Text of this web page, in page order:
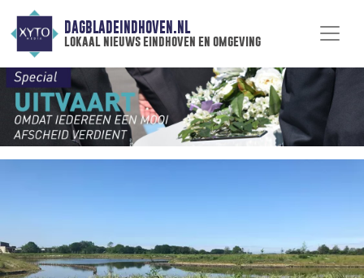
DAGBLADEINDHOVEN.NL
lokaal nieuws eindhoven en omgeving